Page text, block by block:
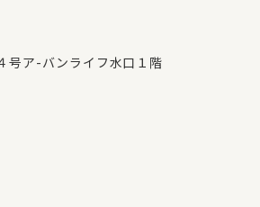
号ア-バンライフ水口１階